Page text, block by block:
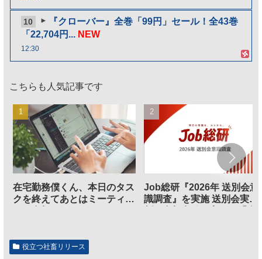
10
『クローバー』全巻「99円」セール！全43巻
「22,704円... NEW
12:30
こちらも人気記事です
在宅勤務僕くん、本日のタス
クを終えてあとはミーティン
Job総研『2026年 送別会意
識調査』を実施 送別会実施
役立つ社畜リリース